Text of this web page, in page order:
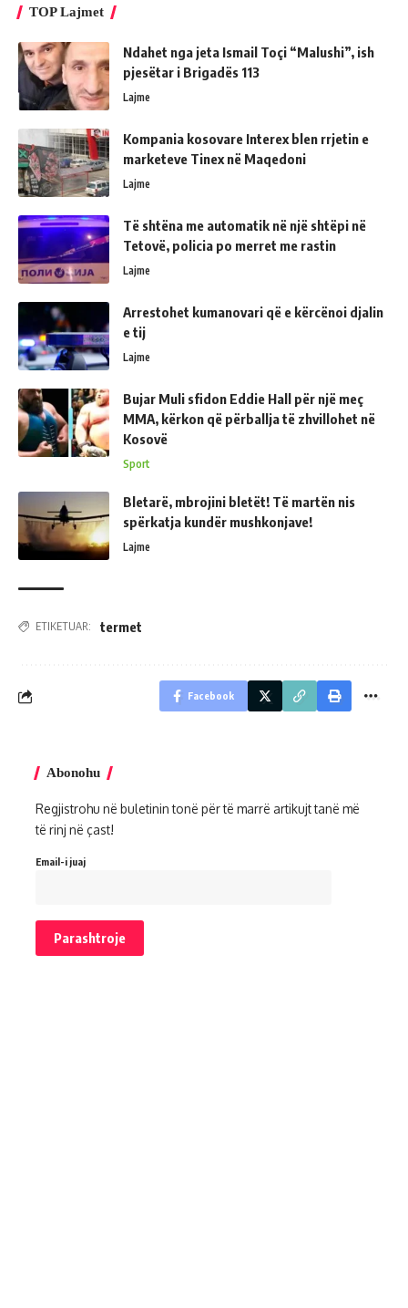
TOP Lajmet
Ndahet nga jeta Ismail Toçi “Malushi”, ish
pjesëtar i Brigadës 113
Lajme
Kompania kosovare Interex blen rrjetin e
marketeve Tinex në Maqedoni
Lajme
Të shtëna me automatik në një shtëpi në
Tetovë, policia po merret me rastin
Lajme
Arrestohet kumanovari që e kërcënoi djalin
e tij
Lajme
Bujar Muli sfidon Eddie Hall për një meç
MMA, kërkon që përballja të zhvillohet në
Kosovë
Sport
Bletarë, mbrojini bletët! Të martën nis
spërkatja kundër mushkonjave!
Lajme
ETIKETUAR: termet
Facebook
Abonohu
Regjistrohu në buletinin tonë për të marrë artikujt tanë më
të rinj në çast!
Email-i juaj